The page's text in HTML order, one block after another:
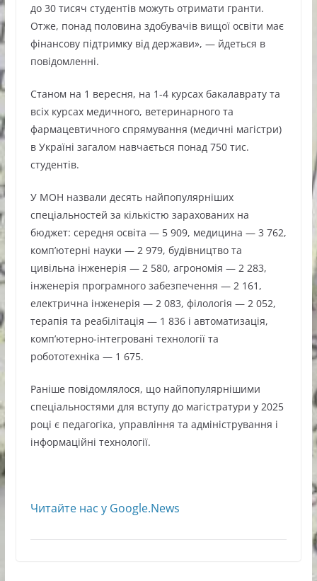
до 30 тисяч студентів можуть отримати гранти.
Отже, понад половина здобувачів вищої освіти має
фінансову підтримку від держави», — йдеться в
повідомленні.
Станом на 1 вересня, на 1-4 курсах бакалаврату та
всіх курсах медичного, ветеринарного та
фармацевтичного спрямування (медичні магістри)
в Україні загалом навчається понад 750 тис.
студентів.
У МОН назвали десять найпопулярніших
спеціальностей за кількістю зарахованих на
бюджет: середня освіта — 5 909, медицина — 3 762,
комп’ютерні науки — 2 979, будівництво та
цивільна інженерія — 2 580, агрономія — 2 283,
інженерія програмного забезпечення — 2 161,
електрична інженерія — 2 083, філологія — 2 052,
терапія та реабілітація — 1 836 і автоматизація,
комп’ютерно-інтегровані технології та
робототехніка — 1 675.
Раніше повідомлялося, що найпопулярнішими
спеціальностями для вступу до магістратури у 2025
році є педагогіка, управління та адміністрування і
інформаційні технології.
Читайте нас у Google.News